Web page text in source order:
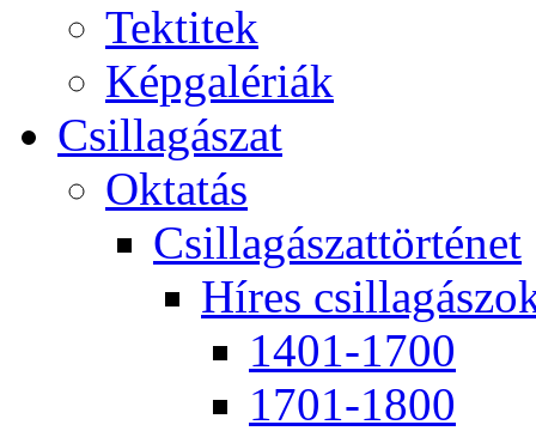
Tek­ti­tek
Kép­ga­lé­ri­ák
Csil­la­gá­szat
Ok­ta­tás
Csil­la­gá­szat­tör­té­net
Hí­res
1401-1700
1701-1800